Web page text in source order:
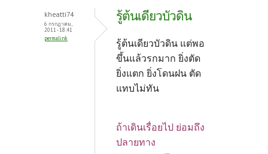
kheatti74
6 กรกฎาคม,
2011 - 18:41
permalink
รู้ต้นเดียวบัวดิน
รู้ต้นเดียวบัวดิน แต่พอ
ขึ้นแล้วรกมาก ยิ่งตัด
ยิ่งแตก ยิ่งโดนฝน ตัด
แทบไม่ทัน
ถ้าเดินเรื่อยไป ย่อมถึง
ปลายทาง